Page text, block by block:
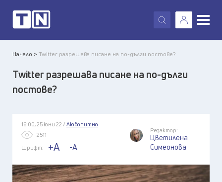
X
Начало >Twitter разрешава писане на по-дълги постове?
Twitter разрешава писане на по-дълги
постове?
16:00, 25 юни 22 / Любопитно
2511
Шрифт:
+A -A
Редактор:
Цветилена
Симеонова